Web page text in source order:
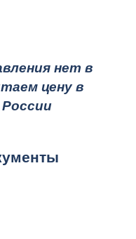
нет в
цену в